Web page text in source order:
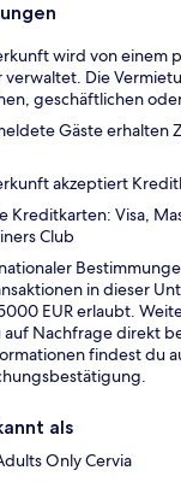
wird von einem
verwaltet. Die
geschäftlichen
Gäste erhalten
akzeptiert
Kreditkarten: Visa,
Club
in dieser
EUR erlaubt.
auf Nachfrage direkt
findest du
als
Only Cervia